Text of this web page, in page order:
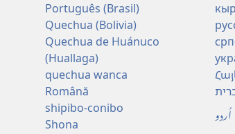
Português (Brasil)
Quechua (Bolivia)
Quechua de Huánuco
(Huallaga)
quechua wanca
Română
shipibo-conibo
Shona
اُردو